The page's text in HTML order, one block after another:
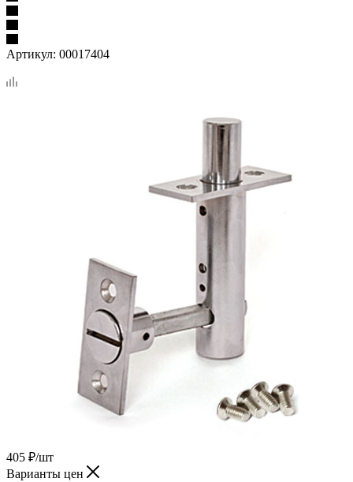
Артикул: 00017404
405 ₽/шт
Варианты цен